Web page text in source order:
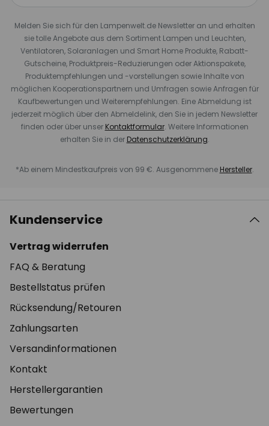
Melden Sie sich für den Lampenwelt.de Newsletter an und erhalten
sie tolle Angebote aus dem Sortiment Lampen und Leuchten,
Ventilatoren, Solaranlagen und Smart Home Produkte, Rabatt-
Gutscheine, Produktpreis-Reduzierungen oder Aktionspakete,
Produktempfehlungen und -vorstellungen sowie Inhalte von
möglichen Kooperationspartnern und Umfragen sowie Anfragen für
Kaufbewertungen und Weiterempfehlungen. Eine Abmeldung ist
jederzeit möglich über den Abmeldelink, den Sie in jedem Newsletter
finden oder über unser Kontaktformular. Weitere Informationen
erhalten Sie in der Datenschutzerklärung.
*Ab einem Mindestkaufpreis von 99 €. Ausgenommene Hersteller.
Kundenservice
Vertrag widerrufen
FAQ & Beratung
Bestellstatus prüfen
Rücksendung/Retouren
Zahlungsarten
Versandinformationen
Kontakt
Herstellergarantien
Bewertungen